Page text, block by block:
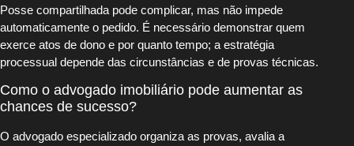
Posse compartilhada pode complicar, mas não impede
automaticamente o pedido. É necessário demonstrar quem
exerce atos de dono e por quanto tempo; a estratégia
processual depende das circunstâncias e de provas técnicas.
Como o advogado imobiliário pode aumentar as
chances de sucesso?
O advogado especializado organiza as provas, avalia a